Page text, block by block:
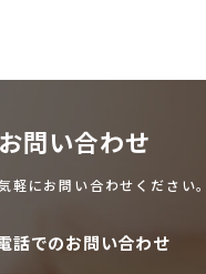
お問い合わせ
軽にお問い合わせください。
話でのお問い合わせ